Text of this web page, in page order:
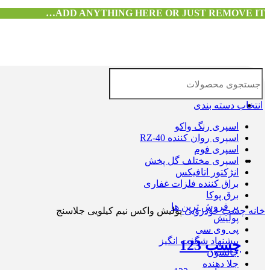
ADD ANYTHING HERE OR JUST REMOVE IT…
انتخاب دسته بندی
اسپری رنگ واکو
اسپری روان کننده RZ-40
اسپری فوم
اسپری مختلف گل پخش
انژکتور اتافیکس
براق کننده فلزات غفاری
برق پوکا
پر فروش ترین ها
پولیش
پی وی سی
پیشنهاد شگفت انگیز
جانسون
جلا دهنده
چسب 123
بزرگنمایی تصویر
خانهچسب خودروییپولیش واکس نیم کیلویی جلاسنج